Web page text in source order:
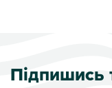
Підпишись